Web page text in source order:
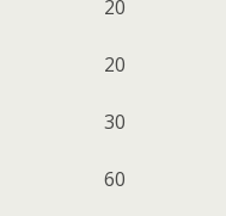
20
20
30
60